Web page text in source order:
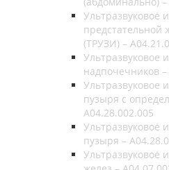
Ультразвуковое
предстательной
(ТРУЗИ) –
Ультразвуковое
надпочечников –
Ультразвуковое
пузыря с
A04.28.002.005
Ультразвуковое
пузыря –
Ультразвуковое